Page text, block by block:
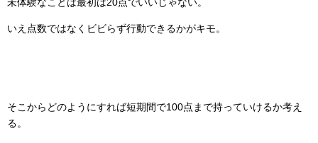
いえ点数ではなくビビらず行動できるかがキモ。
そこからどのようにすれば短期間で100点まで持っていけるか考え
る。